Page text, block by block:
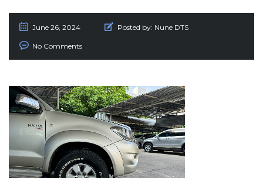
June 26, 2024 Posted by: Nune DTS
No Comments